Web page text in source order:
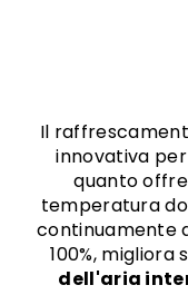
Il
innovativa
quanto
temperatura
continuamente
100%,
dell'aria